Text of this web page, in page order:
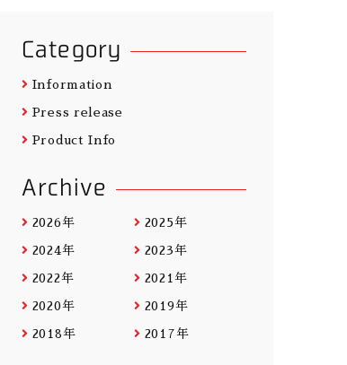
Category
Information
Press release
Product Info
Archive
2026年 2025年
2024年 2023年
2022年 2021年
2020年 2019年
2018年 2017年